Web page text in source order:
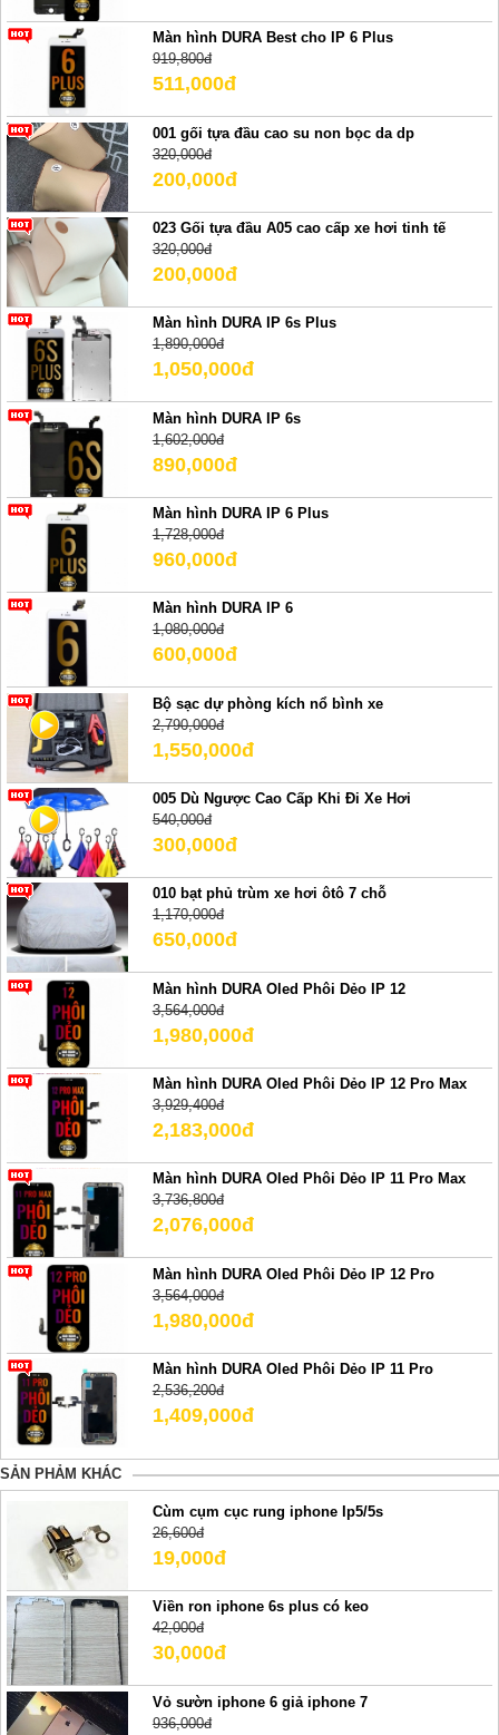
Màn hình DURA Best cho IP 6 Plus
919,800đ
511,000đ
001 gối tựa đầu cao su non bọc da dp
320,000đ
200,000đ
023 Gối tựa đầu A05 cao cấp xe hơi tinh tế
320,000đ
200,000đ
Màn hình DURA IP 6s Plus
1,890,000đ
1,050,000đ
Màn hình DURA IP 6s
1,602,000đ
890,000đ
Màn hình DURA IP 6 Plus
1,728,000đ
960,000đ
Màn hình DURA IP 6
1,080,000đ
600,000đ
Bộ sạc dự phòng kích nổ bình xe
2,790,000đ
1,550,000đ
005 Dù Ngược Cao Cấp Khi Đi Xe Hơi
540,000đ
300,000đ
010 bạt phủ trùm xe hơi ôtô 7 chỗ
1,170,000đ
650,000đ
Màn hình DURA Oled Phôi Dẻo IP 12
3,564,000đ
1,980,000đ
Màn hình DURA Oled Phôi Dẻo IP 12 Pro Max
3,929,400đ
2,183,000đ
Màn hình DURA Oled Phôi Dẻo IP 11 Pro Max
3,736,800đ
2,076,000đ
Màn hình DURA Oled Phôi Dẻo IP 12 Pro
3,564,000đ
1,980,000đ
Màn hình DURA Oled Phôi Dẻo IP 11 Pro
2,536,200đ
1,409,000đ
SẢN PHẢM KHÁC
Cùm cụm cục rung iphone Ip5/5s
26,600đ
19,000đ
Viền ron iphone 6s plus có keo
42,000đ
30,000đ
Vỏ sườn iphone 6 giả iphone 7
936,000đ